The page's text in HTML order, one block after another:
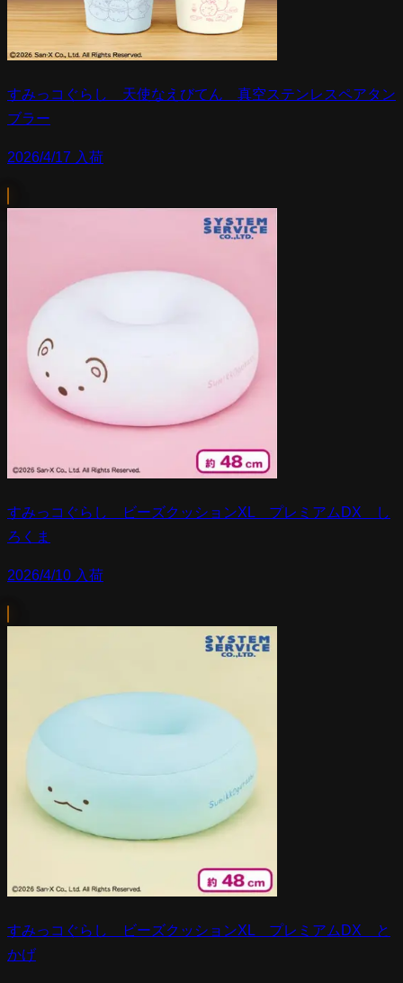
すみっコぐらし 天使なえびてん 真空ステンレスペアタン
ブラー
2026/4/17 入荷
すみっコぐらし ビーズクッションXL プレミアムDX し
ろくま
2026/4/10 入荷
すみっコぐらし ビーズクッションXL プレミアムDX と
かげ